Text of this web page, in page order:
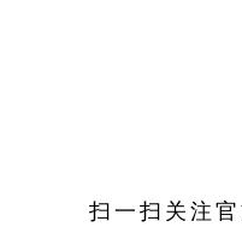
扫一扫关注